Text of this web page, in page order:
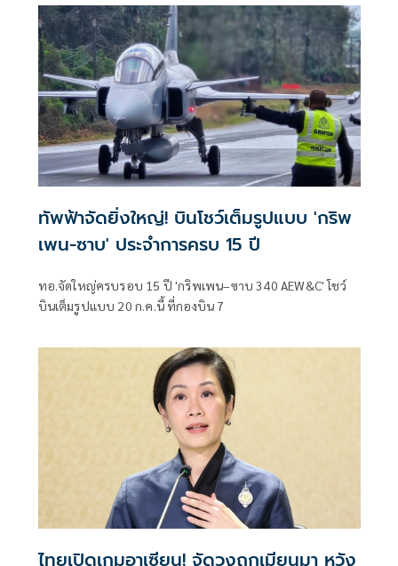
ทัพฟ้าจัดยิ่งใหญ่! บินโชว์เต็มรูปแบบ 'กริพ
เพน-ซาบ' ประจำการครบ 15 ปี
ทอ.จัดใหญ่ครบรอบ 15 ปี 'กริพเพน–ซาบ 340 AEW&C' โชว์
บินเต็มรูปแบบ 20 ก.ค.นี้ ที่กองบิน 7
ไทยเปิดเกมอาเซียน! จัดวงถกเมียนมา หวัง